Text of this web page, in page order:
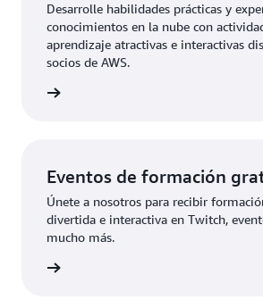
Desarrolle habilidades prácticas y
conocimientos en la nube con
aprendizaje atractivas e interactivas
socios de AWS.
Eventos de formación
Únete a nosotros para recibir
divertida e interactiva en Twitch,
mucho más.